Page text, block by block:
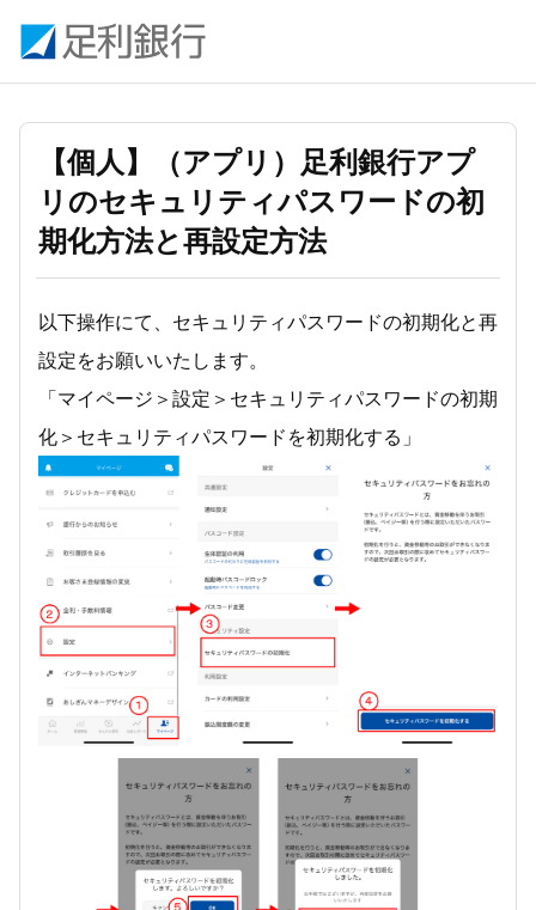
【個人】（アプリ）足利銀行アプ
リのセキュリティパスワードの初
期化方法と再設定方法
以下操作にて、セキュリティパスワードの初期化と再
設定をお願いいたします。
「マイページ＞設定＞セキュリティパスワードの初期
化＞セキュリティパスワードを初期化する」